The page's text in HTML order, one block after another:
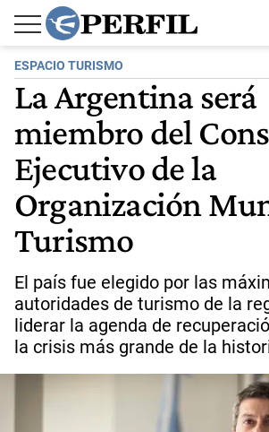
ESPACIO TURISMO
La Argentina será
miembro del
Ejecutivo de la
Organización
Turismo
El país fue elegido por las
autoridades de turismo de la
liderar la agenda de
la crisis más grande de la